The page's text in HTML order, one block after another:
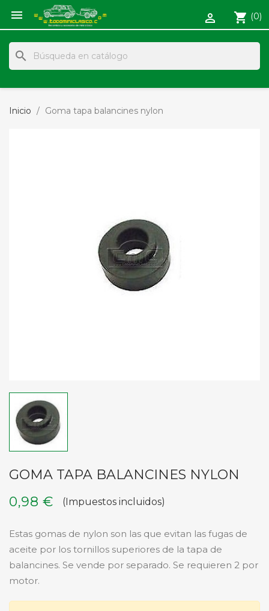
 shopping_cart (0)

search
Inicio Goma tapa balancines nylon
GOMA TAPA BALANCINES NYLON
0,98 €
(Impuestos incluidos)
Estas gomas de nylon son las que evitan las fugas de
aceite por los tornillos superiores de la tapa de
balancines. Se vende por separado. Se requieren 2 por
motor.